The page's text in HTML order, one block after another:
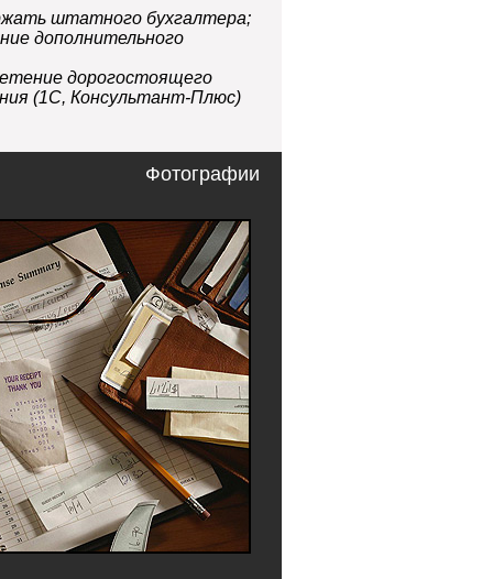
штатного бухгалтера;
дополнительного
дорогостоящего
(1С, Консультант-Плюс)
Фотографии